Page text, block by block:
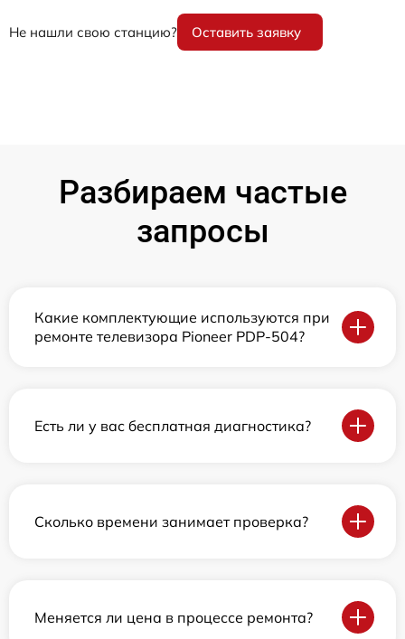
Не нашли свою станцию? Оставить заявку
Разбираем частые
запросы
Какие комплектующие используются при
ремонте телевизора Pioneer PDP-504?
Есть ли у вас бесплатная диагностика?
Сколько времени занимает проверка?
Меняется ли цена в процессе ремонта?